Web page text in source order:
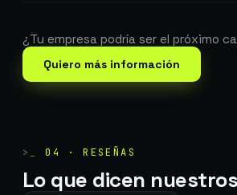
¿Tu empresa podría ser el próximo
Quiero más información
>_04 · RESEÑAS
Lo que dicen